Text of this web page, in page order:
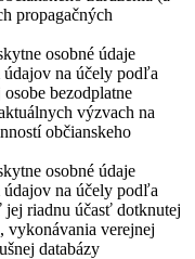
propagačných
osobné údaje
údajov na účely podľa
bezodplatne
výzvach na
občianskeho
osobné údaje
údajov na účely podľa
jej riadnu účasť dotknutej
vykonávania verejnej
databázy